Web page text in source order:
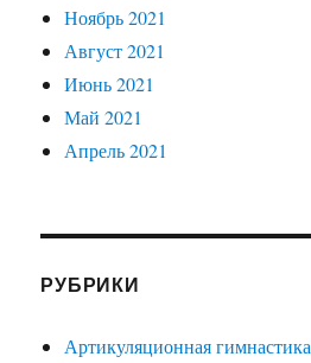
Ноябрь 2021
Август 2021
Июнь 2021
Май 2021
Апрель 2021
РУБРИКИ
Артикуляционная гимнастика